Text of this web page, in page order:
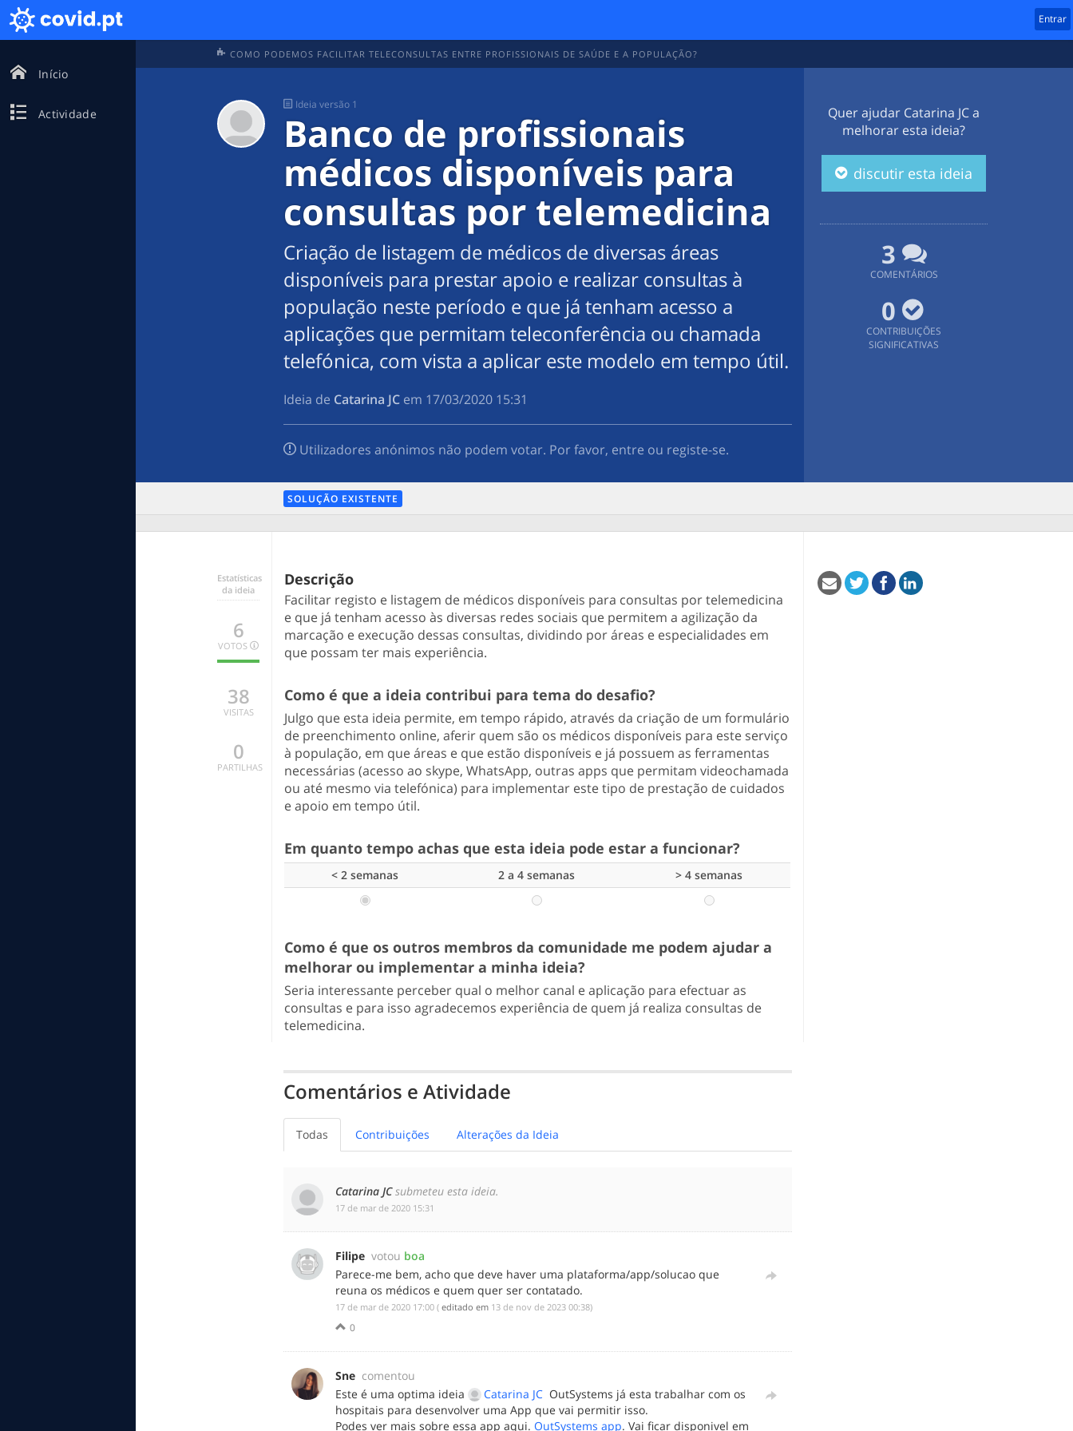
Início
Actividade
Entrar
COMO PODEMOS FACILITAR TELECONSULTAS ENTRE PROFISSIONAIS DE SAÚDE E A POPULAÇÃO?
Ideiaversão 1
Banco de profissionais
médicos disponíveis para
consultas por telemedicina
Criação de listagem de médicos de diversas áreas
disponíveis para prestar apoio e realizar consultas à
população neste período e que já tenham acesso a
aplicações que permitam teleconferência ou chamada
telefónica, com vista a aplicar este modelo em tempo útil.
Ideia de Catarina JC em ‎17/03/2020 15:31
Utilizadores anónimos não podem votar. Por favor, entre ou registe-se.
Quer ajudar Catarina JCa
melhorar esta ideia?
discutir esta ideia
3
COMENTÁRIOS
0
CONTRIBUIÇÕES
SIGNIFICATIVAS
SOLUÇÃO EXISTENTE
Estatísticas
da ideia
6
VOTOS
6
00
38
VISITAS
0
PARTILHAS
Descrição
Facilitar registo e listagem de médicos disponíveis para consultas por telemedicina
e que já tenham acesso às diversas redes sociais que permitem a agilização da
marcação e execução dessas consultas, dividindo por áreas e especialidades em
que possam ter mais experiência.
Como é que a ideia contribui para tema do desafio?
Julgo que esta ideia permite, em tempo rápido, através da criação de um formulário
de preenchimento online, aferir quem são os médicos disponíveis para este serviço
à população, em que áreas e que estão disponíveis e já possuem as ferramentas
necessárias (acesso ao skype, WhatsApp, outras apps que permitam videochamada
ou até mesmo via telefónica) para implementar este tipo de prestação de cuidados
e apoio em tempo útil.
Em quanto tempo achas que esta ideia pode estar a funcionar?
< 2 semanas 2 a 4 semanas > 4 semanas
Como é que os outros membros da comunidade me podem ajudar a
melhorar ou implementar a minha ideia?
Seria interessante perceber qual o melhor canal e aplicação para efectuar as
consultas e para isso agradecemos experiência de quem já realiza consultas de
telemedicina.
Comentários e Atividade
Todas Contribuições Alterações da Ideia
Catarina JCsubmeteu esta ideia.
‎17 de mar de 2020 15:31
Filipe votou boa
Parece-me bem, acho que deve haver uma plataforma/app/solucao que
reuna os médicos e quem quer ser contatado.
‎17 de mar de 2020 17:00 (editado em ‎13 de nov de 2023 00:38)
0
Sne comentou
Este é uma optima ideia
Catarina JC OutSystems já esta trabalhar com os
hospitais para desenvolver uma App que vai permitir isso.
Podes ver mais sobre essa app aqui.OutSystems app. Vai ficar disponivel em